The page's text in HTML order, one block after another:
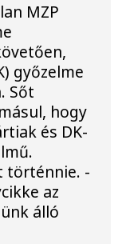
MZP
győzelme
Sőt
hogy
és DK-
történnie. -
az
álló